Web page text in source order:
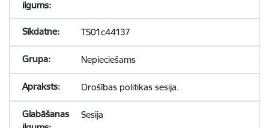
TS01c44137
Nepieciešams
Drošības politikas sesija.
Sesija